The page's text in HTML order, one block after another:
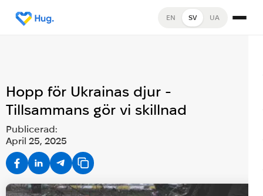
EN SV UA
Hopp för Ukrainas djur -
Tillsammans gör vi skillnad
Publicerad:
April 25, 2025